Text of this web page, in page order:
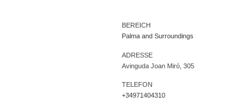
BEREICH
Palma and Surroundings
ADRESSE
Avinguda Joan Miró, 305
TELEFON
+34971404310